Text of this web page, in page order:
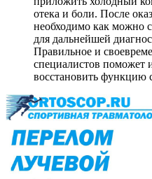
отека и боли. После
необходимо как можно
для дальнейшей
Правильное и
специалистов поможет
восстановить функцию